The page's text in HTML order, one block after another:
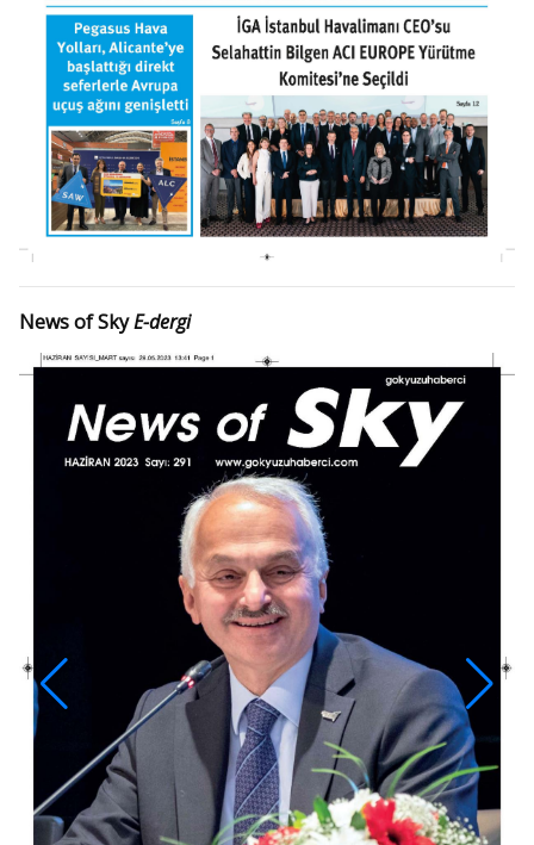
News of SkyE-dergi